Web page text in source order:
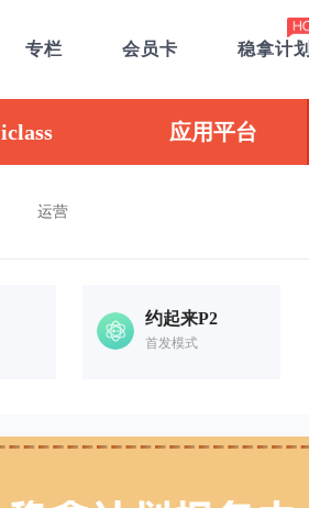
专栏 会员卡 稳拿计划
iclass 应用平台
运营
约起来P2
首发模式